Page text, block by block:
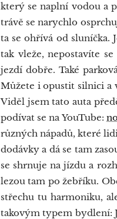
který se naplní vodou a
trávě se narychlo
ta se ohřívá od sluníčka.
tak vleže, nepostavíte
jezdí dobře. Také
Můžete i opustit silnici a
Viděl jsem tato auta
podívat se na YouTube:
různých nápadů, které
dodávky a dá se tam
se shrnuje na jízdu a
lezou tam po žebříku.
střechu tu harmoniku,
takovým typem bydlení: